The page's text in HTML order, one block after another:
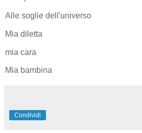
Alle soglie dell'universo
Mia diletta
mia cara
Mia bambina
Condividi